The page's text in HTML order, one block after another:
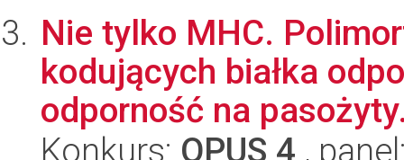
Nie tylko MHC.
kodujących białka
odporność na
Konkurs: OPUS 4 ,